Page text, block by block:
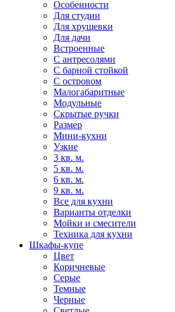
Особенности
Для студии
Для хрущевки
Для дачи
Встроенные
С антресолями
С барной стойкой
С островом
Малогабаритные
Модульные
Скрытые ручки
Размер
Мини-кухни
Узкие
3 кв. м.
5 кв. м.
6 кв. м.
9 кв. м.
Все для кухни
Варианты отделки
Мойки и смесители
Техника для кухни
Шкафы-купе
Цвет
Коричневые
Серые
Темные
Черные